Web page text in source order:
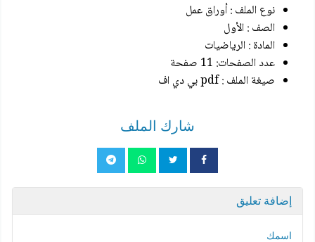
نوع الملف : أوراق عمل
الصف : الأول
المادة : الرياضيات
عدد الصفحات: 11 صفحة
صيغة الملف : pdf بي دي اف
شارك الملف
إضافة تعليق
اسمك